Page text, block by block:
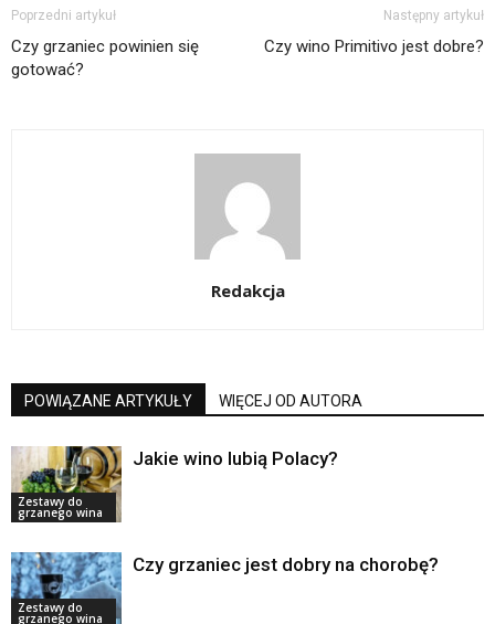
Poprzedni artykuł
Czy grzaniec powinien się
gotować?
Następny artykuł
Czy wino Primitivo jest dobre?
Redakcja
POWIĄZANE ARTYKUŁY WIĘCEJ OD AUTORA
Zestawy do
grzanego wina
Jakie wino lubią Polacy?
Zestawy do
grzanego wina
Czy grzaniec jest dobry na chorobę?